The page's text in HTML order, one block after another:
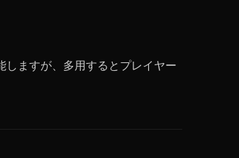
ますが、多用するとプレイヤー